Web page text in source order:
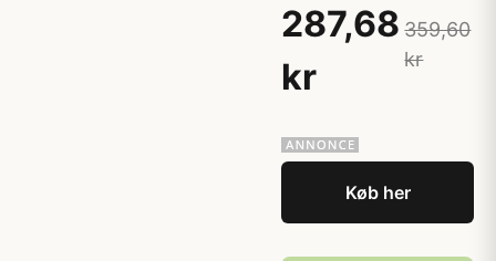
287,68
kr
359,60
kr
Køb her